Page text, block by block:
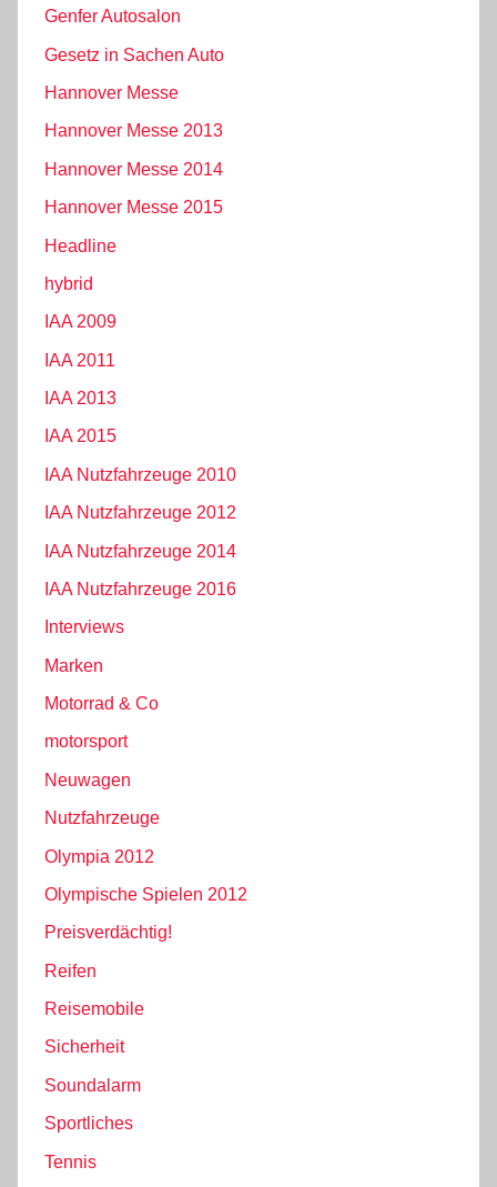
Genfer Autosalon
Gesetz in Sachen Auto
Hannover Messe
Hannover Messe 2013
Hannover Messe 2014
Hannover Messe 2015
Headline
hybrid
IAA 2009
IAA 2011
IAA 2013
IAA 2015
IAA Nutzfahrzeuge 2010
IAA Nutzfahrzeuge 2012
IAA Nutzfahrzeuge 2014
IAA Nutzfahrzeuge 2016
Interviews
Marken
Motorrad & Co
motorsport
Neuwagen
Nutzfahrzeuge
Olympia 2012
Olympische Spielen 2012
Preisverdächtig!
Reifen
Reisemobile
Sicherheit
Soundalarm
Sportliches
Tennis